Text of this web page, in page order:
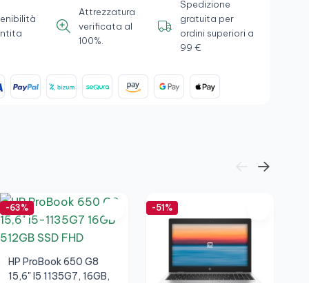
Attrezzatura
verificata al
100%.
Spedizione
gratuita per
ordini superiori a
99 €
-63%
HP ProBook 650 G8
15,6" I5 1135G7, 16GB,
-51%